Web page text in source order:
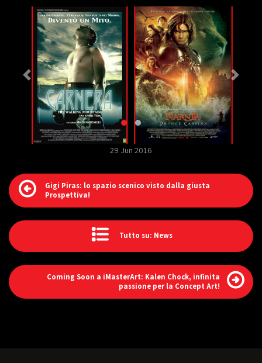
29 Jun 2016
Gigi Piras: lo spazio scenico visto dalla giusta
Prospettiva!
Tutto su: News
Coming Soon a iMasterArt: Kalen Chock, infinita
passione per la Concept Art!